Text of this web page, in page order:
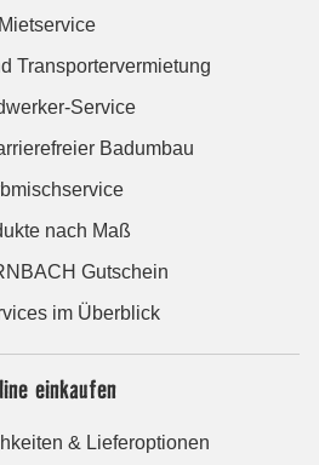
Mietservice
Transportervermietung
Service
Badumbau
nach Maß
Gutschein
im Überblick
einkaufen
& Lieferoptionen